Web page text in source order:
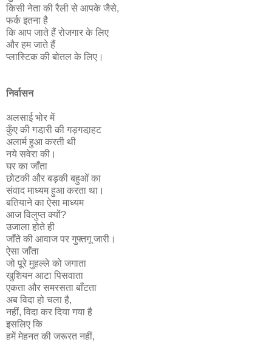
किसी नेता की रैली से आपके जैसे,
फर्क इतना है
कि आप जाते हैं रोजगार के लिए
और हम जाते हैं
प्लास्टिक की बोतल के लिए।
निर्वासन
अलसाई भोर में
कुँए की गडा़री की गड़गडा़हट
अलार्म हुआ करती थी
नये सवेरा की।
घर का जाँता
छोटकी और बड़की बहुओं का
संवाद माध्यम हुआ करता था।
बतियाने का ऐसा माध्यम
आज विलुप्त क्यों?
उजाला होते ही
जाँते की आवाज पर गुफ्तगू जारी।
ऐसा जाँता
जो पूरे मुहल्ले को जगाता
खुशियन आटा पिसवाता
एकता और समरसता बाँटता
अब विदा हो चला है,
नहीं, विदा कर दिया गया है
इसलिए कि
हमें मेहनत की जरूरत नहीं,